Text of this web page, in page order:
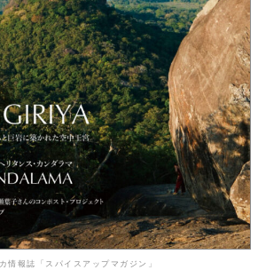
情報誌「スパイスアップマガジン」